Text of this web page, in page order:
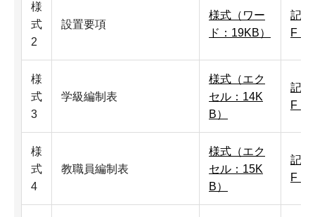
様
式
2
設置要項
様式（ワー
ド：19KB）
記
F：
様
式
3
学級編制表
様式（エク
セル：14K
B）
記
F：
様
式
4
教職員編制表
様式（エク
セル：15K
B）
記
F：